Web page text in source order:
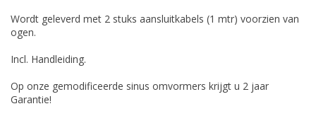
Wordt geleverd met 2 stuks aansluitkabels (1 mtr) voorzien van
ogen.
Incl. Handleiding.
Op onze gemodificeerde sinus omvormers krijgt u 2 jaar
Garantie!